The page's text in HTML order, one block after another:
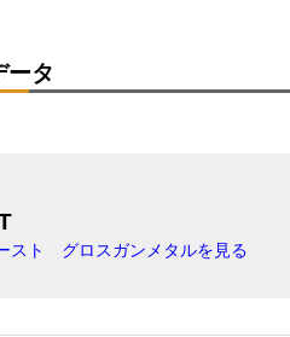
ータ
スト グロスガンメタルを見る